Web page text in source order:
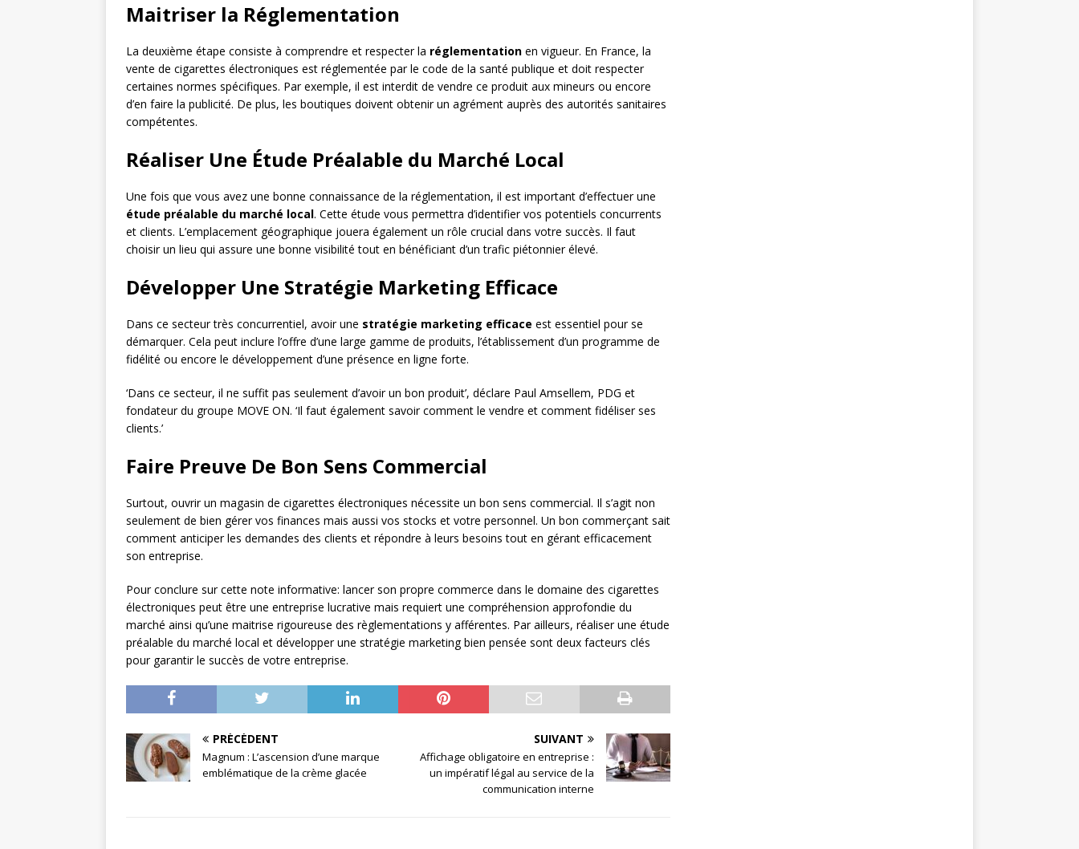
Maitriser la Réglementation
La deuxième étape consiste à comprendre et respecter la réglementation en vigueur. En France, la
vente de cigarettes électroniques est réglementée par le code de la santé publique et doit respecter
certaines normes spécifiques. Par exemple, il est interdit de vendre ce produit aux mineurs ou encore
d’en faire la publicité. De plus, les boutiques doivent obtenir un agrément auprès des autorités sanitaires
compétentes.
Réaliser Une Étude Préalable du Marché Local
Une fois que vous avez une bonne connaissance de la réglementation, il est important d’effectuer une
étude préalable du marché local. Cette étude vous permettra d’identifier vos potentiels concurrents
et clients. L’emplacement géographique jouera également un rôle crucial dans votre succès. Il faut
choisir un lieu qui assure une bonne visibilité tout en bénéficiant d’un trafic piétonnier élevé.
Développer Une Stratégie Marketing Efficace
Dans ce secteur très concurrentiel, avoir une stratégie marketing efficace est essentiel pour se
démarquer. Cela peut inclure l’offre d’une large gamme de produits, l’établissement d’un programme de
fidélité ou encore le développement d’une présence en ligne forte.
‘Dans ce secteur, il ne suffit pas seulement d’avoir un bon produit’, déclare Paul Amsellem, PDG et
fondateur du groupe MOVE ON. ‘Il faut également savoir comment le vendre et comment fidéliser ses
clients.’
Faire Preuve De Bon Sens Commercial
Surtout, ouvrir un magasin de cigarettes électroniques nécessite un bon sens commercial. Il s’agit non
seulement de bien gérer vos finances mais aussi vos stocks et votre personnel. Un bon commerçant sait
comment anticiper les demandes des clients et répondre à leurs besoins tout en gérant efficacement
son entreprise.
Pour conclure sur cette note informative: lancer son propre commerce dans le domaine des cigarettes
électroniques peut être une entreprise lucrative mais requiert une compréhension approfondie du
marché ainsi qu’une maitrise rigoureuse des règlementations y afférentes. Par ailleurs, réaliser une étude
préalable du marché local et développer une stratégie marketing bien pensée sont deux facteurs clés
pour garantir le succès de votre entreprise.
PRÉCÉDENT
Magnum : L’ascension d’une marque
emblématique de la crème glacée
SUIVANT
Affichage obligatoire en entreprise :
un impératif légal au service de la
communication interne